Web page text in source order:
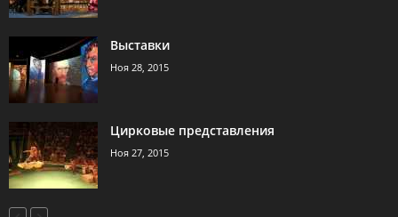
Выставки
Ноя 28, 2015
Цирковые представления
Ноя 27, 2015